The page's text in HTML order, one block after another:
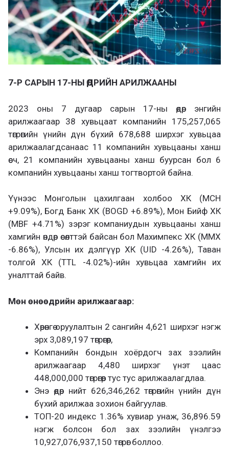
7-Р САРЫН 17-НЫ ӨДРИЙН АРИЛЖААНЫ
2023 оны 7 дугаар сарын 17-ны өдөр энгийн
арилжаагаар 38 хувьцаат компанийн 175,257,065
төгрөгийн үнийн дүн бүхий 678,688 ширхэг хувьцаа
арилжаалагдсанаас 11 компанийн хувьцааны ханш
өсч, 21 компанийн хувьцааны ханш буурсан бол 6
компанийн хувьцааны ханш тогтвортой байна.
Үүнээс Монголын цахилгаан холбоо ХК (MCH
+9.09%), Богд Банк ХК (BOGD +6.89%), Мон Бийф ХК
(MBF +4.71%) зэрэг компаниудын хувьцааны ханш
хамгийн өндөр өсөлттэй байсан бол Махимпекс ХК (MMX
-6.86%), Улсын их дэлгүүр ХК (UID -4.26%), Таван
толгой ХК (TTL -4.02%)-ийн хувьцаа хамгийн их
уналттай байв.
Мөн өнөөдрийн арилжаагаар:
Хөрөнгө оруулалтын 2 сангийн 4,621 ширхэг нэгж
эрх 3,089,197 төгрөгөөр,
Компанийн бондын хоёрдогч зах зээлийн
арилжаагаар 4,480 ширхэг үнэт цаас
448,000,000 төгрөгөөр тус тус арилжаалагдлаа.
Энэ өдөр нийт 626,346,262 төгрөгийн үнийн дүн
бүхий арилжаа зохион байгуулав.
ТOП-20 индекс 1.36% хувиар унаж, 36,896.59
нэгж болсон бол зах зээлийн үнэлгээ
10,927,076,937,150 төгрөг боллоо.